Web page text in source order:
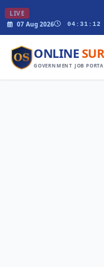
LIVE
07 Aug 2026
04:31:12
ONLINE
GOVERNMENT JOB